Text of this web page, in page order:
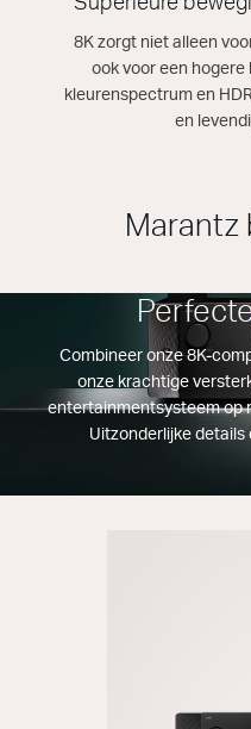
8K zorgt niet alleen
ook voor een hogere
kleurenspectrum en
en
Marantz
Combineer onze 8K-
onze krachtige
entertainmentsysteem op
Uitzonderlijke details